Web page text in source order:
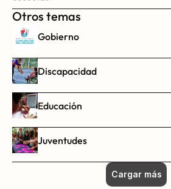
Otros temas
Gobierno
Discapacidad
Educación
Juventudes
Cargar más